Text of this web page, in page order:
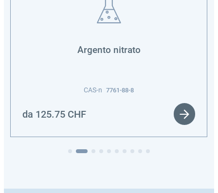
Argento nitrato
CAS-n 7761-88-8
da 125.75 CHF